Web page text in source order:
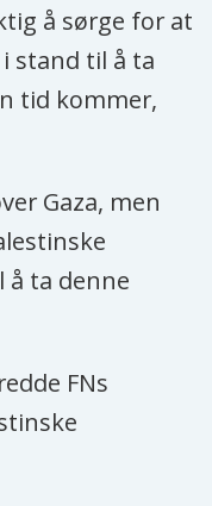
å sørge for at
stand til å ta
tid kommer,
Gaza, men
ta denne
FNs